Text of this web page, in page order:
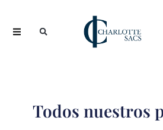
Todos nuestros